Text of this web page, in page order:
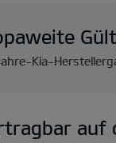
Kia-
auf